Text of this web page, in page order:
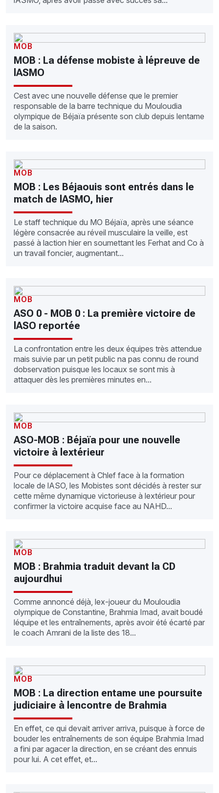
MOB
MOB : La défense mobiste à lépreuve de
lASMO
Cest avec une nouvelle défense que le premier
responsable de la barre technique du Mouloudia
olympique de Béjaïa présente son club depuis lentame
de la saison.
MOB
MOB : Les Béjaouis sont entrés dans le
match de lASMO, hier
Le staff technique du MO Béjaïa, après une séance
légère consacrée au réveil musculaire la veille, est
passé à laction hier en soumettant les Ferhat and Co à
un travail foncier, augmentant...
MOB
ASO 0 - MOB 0 : La première victoire de
lASO reportée
La confrontation entre les deux équipes très attendue
mais suivie par un petit public na pas connu de round
dobservation puisque les locaux se sont mis à
attaquer dès les premières minutes en...
MOB
ASO-MOB : Béjaïa pour une nouvelle
victoire à lextérieur
Pour ce déplacement à Chlef face à la formation
locale de lASO, les Mobistes sont décidés à rester sur
cette même dynamique victorieuse à lextérieur pour
confirmer la victoire acquise face au NAHD...
MOB
MOB : Brahmia traduit devant la CD
aujourdhui
Comme annoncé déjà, lex-joueur du Mouloudia
olympique de Constantine, Brahmia Imad, avait boudé
léquipe et les entraînements, après avoir été écarté par
le coach Amrani de la liste des 18...
MOB
MOB : La direction entame une poursuite
judiciaire à lencontre de Brahmia
En effet, ce qui devait arriver arriva, puisque à force de
bouder les entraînements de son équipe Brahmia Imad
a fini par agacer la direction, en se créant des ennuis
pour lui. A cet effet, et...